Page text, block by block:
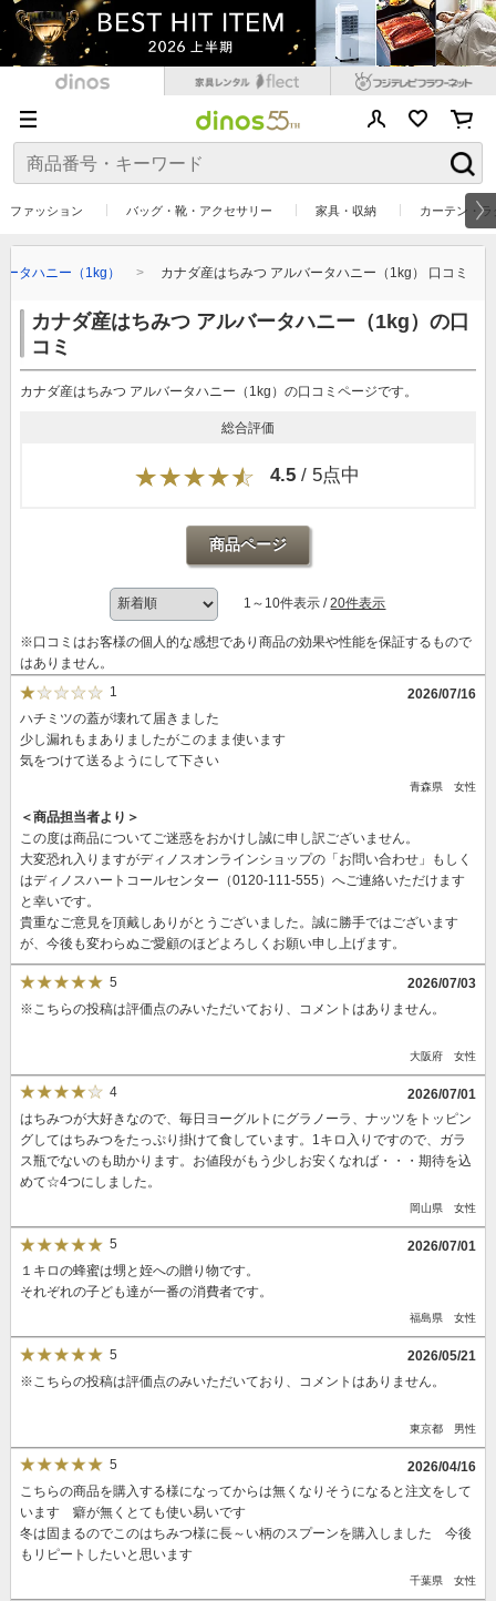
ファッション バッグ・靴・アクセサリー 家具・収納 カーテン・
タハニー（1kg） カナダ産はちみつ アルバータハニー（1kg） 口コミ
カナダ産はちみつ アルバータハニー（1kg）の口
コミ
カナダ産はちみつ アルバータハニー（1kg）の口コミページです。
総合評価
4.5 / 5点中
商品ページ
1～10件表示 /20件表示
※口コミはお客様の個人的な感想であり商品の効果や性能を保証するもので
はありません。
1
2026/07/16
ハチミツの蓋が壊れて届きました
少し漏れもまありましたがこのまま使います
気をつけて送るようにして下さい
青森県 女性
＜商品担当者より＞
この度は商品についてご迷惑をおかけし誠に申し訳ございません。
大変恐れ入りますがディノスオンラインショップの「お問い合わせ」もしく
はディノスハートコールセンター（0120-111-555）へご連絡いただけます
と幸いです。
貴重なご意見を頂戴しありがとうございました。誠に勝手ではございます
が、今後も変わらぬご愛顧のほどよろしくお願い申し上げます。
5
2026/07/03
※こちらの投稿は評価点のみいただいており、コメントはありません。
大阪府 女性
4
2026/07/01
はちみつが大好きなので、毎日ヨーグルトにグラノーラ、ナッツをトッピン
グしてはちみつをたっぷり掛けて食しています。1キロ入りですので、ガラ
ス瓶でないのも助かります。お値段がもう少しお安くなれば・・・期待を込
めて☆4つにしました。
岡山県 女性
5
2026/07/01
１キロの蜂蜜は甥と姪への贈り物です。
それぞれの子ども達が一番の消費者です。
福島県 女性
5
2026/05/21
※こちらの投稿は評価点のみいただいており、コメントはありません。
東京都 男性
5
2026/04/16
こちらの商品を購入する様になってからは無くなりそうになると注文をして
います 癖が無くとても使い易いです
冬は固まるのでこのはちみつ様に長～い柄のスプーンを購入しました 今後
もリピートしたいと思います
千葉県 女性